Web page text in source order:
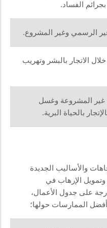
بجرائم الفساد.
الرسمي وغير المشروع.
الاتجار بالبشر وتهريب
غير المشروعة وغسل
بالحياة البرية.
والأساليب الجديدة
الإرهاب في
على جدول الأعمال،
الممارسات حولها؛